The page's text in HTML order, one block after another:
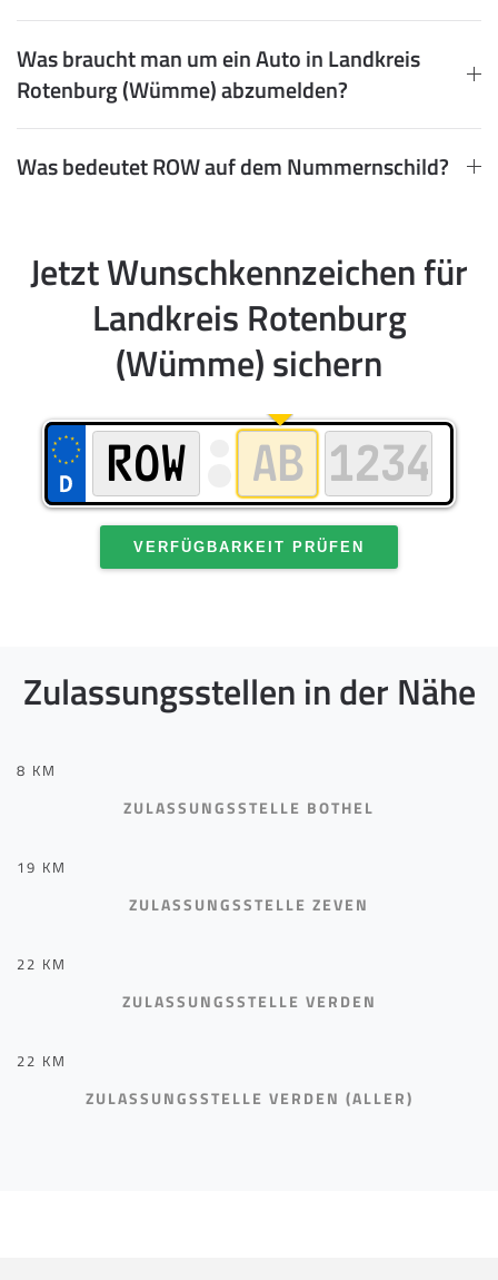
Was braucht man um ein Auto in Landkreis
Rotenburg (Wümme) abzumelden?
Was bedeutet ROW auf dem Nummernschild?
Jetzt Wunschkennzeichen für
Landkreis Rotenburg
(Wümme) sichern
VERFÜGBARKEIT PRÜFEN
Zulassungsstellen in der Nähe
8 KM
ZULASSUNGSSTELLE BOTHEL
19 KM
ZULASSUNGSSTELLE ZEVEN
22 KM
ZULASSUNGSSTELLE VERDEN
22 KM
ZULASSUNGSSTELLE VERDEN (ALLER)